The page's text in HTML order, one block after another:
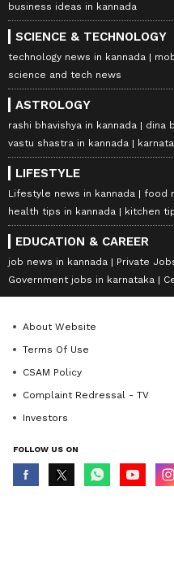
business ideas in kannada
SCIENCE & TECHNOLOGY
technology news in kannada
science and tech news
ASTROLOGY
rashi bhavishya in kannada dina
vastu shastra in kannada
LIFESTYLE
Lifestyle news in kannada
food
health tips in kannada
kitchen
EDUCATION & CAREER
job news in kannada Private
Government jobs in karnataka
About Website
Terms Of Use
CSAM Policy
Complaint Redressal - TV
Investors
FOLLOW US ON